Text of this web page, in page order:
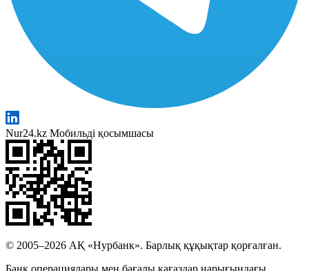
Nur24.kz Мобильді қосымшасы
© 2005–2026 АҚ «Нурбанк». Барлық құқықтар қорғалған.
Банк операциялары мен бағалы қағаздар нарығындағы